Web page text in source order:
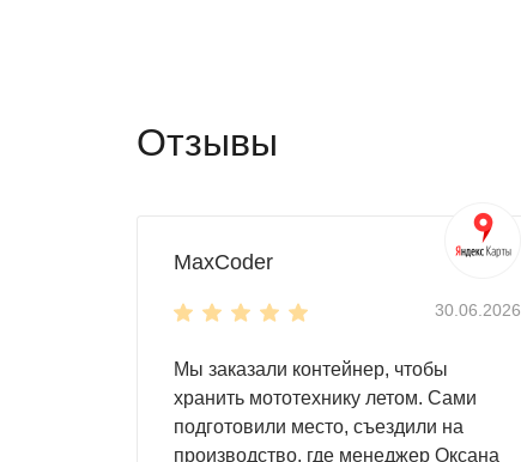
Отзывы
MaxCoder
30.06.2026
Мы заказали контейнер, чтобы
хранить мототехнику летом. Сами
подготовили место, съездили на
производство, где менеджер Оксана